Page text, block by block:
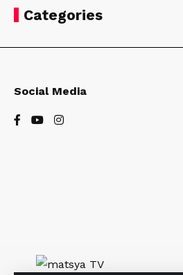
Categories
Social Media